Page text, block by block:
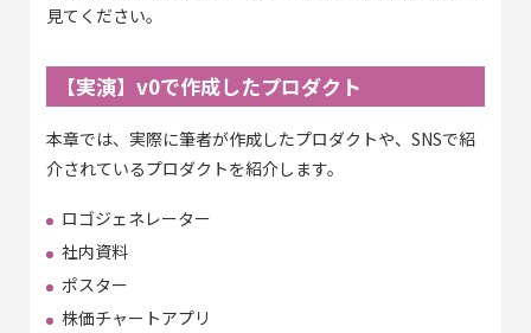
見てください。
【実演】v0で作成したプロダクト
本章では、実際に筆者が作成したプロダクトや、SNSで紹
介されているプロダクトを紹介します。
ロゴジェネレーター
社内資料
ポスター
株価チャートアプリ